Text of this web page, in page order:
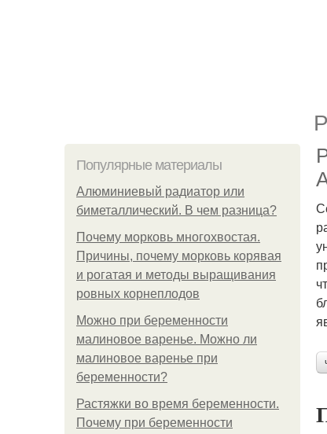
Популярные материалы
Алюминиевый радиатор или
биметаллический. В чем разница?
Почему морковь многохвостая.
Причины, почему морковь корявая
и рогатая и методы выращивания
ровных корнеплодов
Можно при беременности
малиновое варенье. Можно ли
малиновое варенье при
беременности?
Растяжки во время беременности.
Почему при беременности